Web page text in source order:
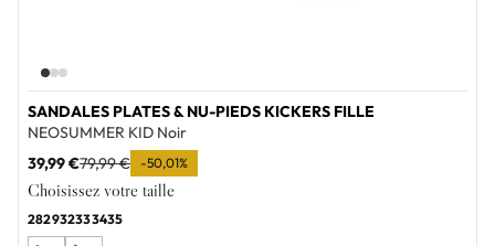
SANDALES PLATES & NU-PIEDS KICKERS FILLE
NEOSUMMER KID Noir
39,99 €79,99 € -50,01%
Choisissez votre taille
282932333435